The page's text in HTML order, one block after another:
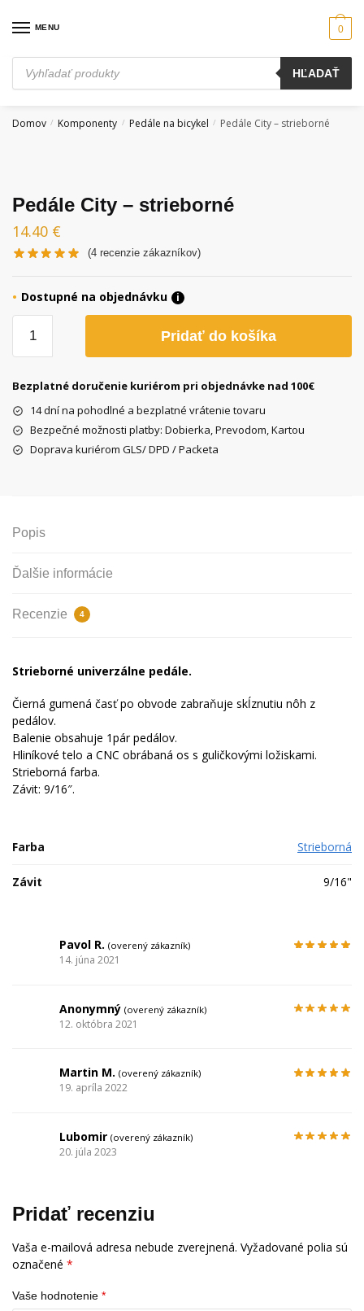
MENU
Products
search
HĽADAŤ
0
Domov / Komponenty / Pedále na bicykel / Pedále City – strieborné
Pedále City – strieborné
14.40 €
(4 recenzie zákazníkov)
Dostupné na objednávku
i
Pedále
-
Pridať do košíka
Bezplatné doručenie kuriérom pri objednávke nad 100€
14 dní na pohodlné a bezplatné vrátenie tovaru
Bezpečné možnosti platby: Dobierka, Prevodom, Kartou
Doprava kuriérom GLS/ DPD / Packeta
Popis
Ďalšie informácie
Recenzie 4
Strieborné univerzálne pedále.
Čierná gumená časť po obvode zabraňuje skĺznutiu nôh z
pedálov.
Balenie obsahuje 1pár pedálov.
Hliníkové telo a CNC obrábaná os s guličkovými ložiskami.
Strieborná farba.
Závit: 9/16″.
Farba Strieborná
Závit 9/16"
Pavol R. (overený zákazník)
14. júna 2021
Anonymný (overený zákazník)
12. októbra 2021
Martin M. (overený zákazník)
19. apríla 2022
Lubomir (overený zákazník)
20. júla 2023
Pridať recenziu
Vaša e-mailová adresa nebude zverejnená. Vyžadované polia sú
označené *
Vaše hodnotenie *